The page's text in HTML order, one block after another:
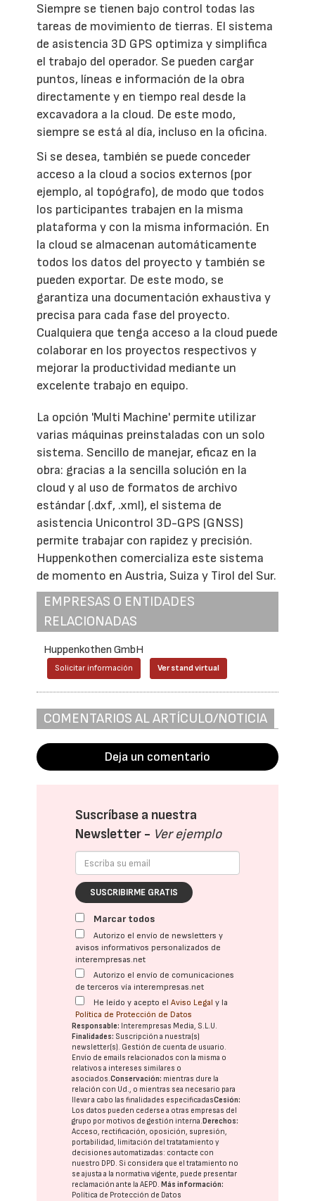
Siempre se tienen bajo control todas las
tareas de movimiento de tierras. El sistema
de asistencia 3D GPS optimiza y simplifica
el trabajo del operador. Se pueden cargar
puntos, líneas e información de la obra
directamente y en tiempo real desde la
excavadora a la cloud. De este modo,
siempre se está al día, incluso en la oficina.
Si se desea, también se puede conceder
acceso a la cloud a socios externos (por
ejemplo, al topógrafo), de modo que todos
los participantes trabajen en la misma
plataforma y con la misma información. En
la cloud se almacenan automáticamente
todos los datos del proyecto y también se
pueden exportar. De este modo, se
garantiza una documentación exhaustiva y
precisa para cada fase del proyecto.
Cualquiera que tenga acceso a la cloud puede
colaborar en los proyectos respectivos y
mejorar la productividad mediante un
excelente trabajo en equipo.
La opción 'Multi Machine' permite utilizar
varias máquinas preinstaladas con un solo
sistema. Sencillo de manejar, eficaz en la
obra: gracias a la sencilla solución en la
cloud y al uso de formatos de archivo
estándar (.dxf, .xml), el sistema de
asistencia Unicontrol 3D-GPS (GNSS)
permite trabajar con rapidez y precisión.
Huppenkothen comercializa este sistema
de momento en Austria, Suiza y Tirol del Sur.
EMPRESAS O ENTIDADES
RELACIONADAS
Huppenkothen GmbH
Solicitar información Ver stand virtual
COMENTARIOS AL ARTÍCULO/NOTICIA
Deja un comentario
Suscríbase a nuestra
Newsletter - Ver ejemplo
SUSCRIBIRME GRATIS
Marcar todos
Autorizo el envío de newsletters y
avisos informativos personalizados de
interempresas.net
Autorizo el envío de comunicaciones
de terceros vía interempresas.net
He leído y acepto elAviso Legal y la
Política de Protección de Datos
Responsable: Interempresas Media, S.L.U.
Finalidades: Suscripción a nuestra(s)
newsletter(s). Gestión de cuenta de usuario.
Envío de emails relacionados con la misma o
relativos a intereses similares o
asociados.Conservación: mientras dure la
relación con Ud., o mientras sea necesario para
llevar a cabo las finalidades especificadasCesión:
Los datos pueden cederse a otras empresas del
grupo por motivos de gestión interna. Derechos:
Acceso, rectificación, oposición, supresión,
portabilidad, limitación del tratatamiento y
decisiones automatizadas: contacte con
nuestro DPD. Si considera que el tratamiento no
se ajusta a la normativa vigente, puede presentar
reclamación ante laAEPD. Más información:
Política de Protección de Datos